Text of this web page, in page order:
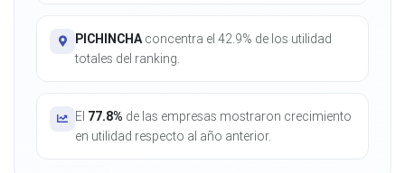
PICHINCHAconcentra el 42.9% de los utilidad
totales del ranking.
El 77.8% de las empresas mostraron crecimiento
en utilidad respecto al año anterior.